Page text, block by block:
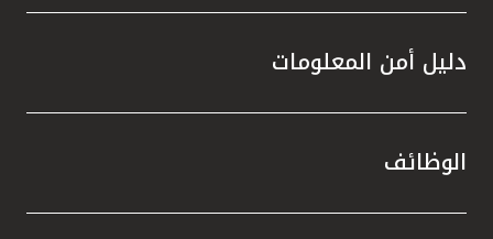
دليل أمن المعلومات
الوظائف